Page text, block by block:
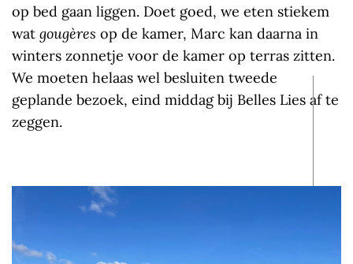
op bed gaan liggen. Doet goed, we eten stiekem
wat gougères op de kamer, Marc kan daarna in
winters zonnetje voor de kamer op terras zitten.
We moeten helaas wel besluiten tweede
geplande bezoek, eind middag bij Belles Lies af te
zeggen.